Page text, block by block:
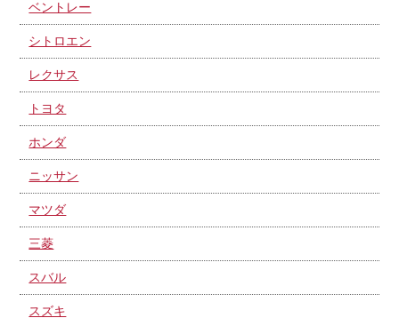
ベントレー
シトロエン
レクサス
トヨタ
ホンダ
ニッサン
マツダ
三菱
スバル
スズキ